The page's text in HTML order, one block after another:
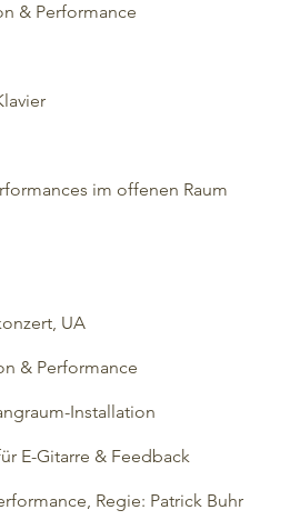
& Performance
im offenen Raum
UA
& Performance
Installation
E-Gitarre & Feedback
Regie: Patrick Buhr